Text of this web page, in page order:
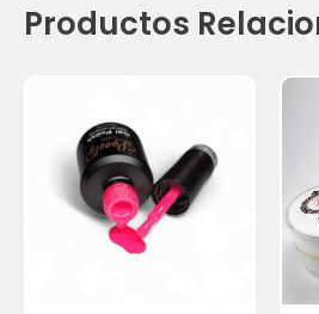
Productos